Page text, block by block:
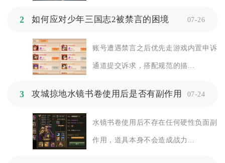
2 如何应对少年三国志2被禁言的困境 07-26
账号遭遇禁言之后优先走游戏内置申诉
通道提交诉求，搭配规范的描...
3 攻城掠地水镜书卷使用后是否有副作用 07-24
水镜书卷使用后不存在任何硬性负面副
作用，道具本身不会造成战力...